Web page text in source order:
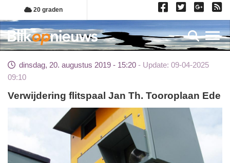
Overslaan
en
naar
de
gaan
20 graden
dinsdag, 20. augustus 2019 - 15:20
Update: 09-04-2025
09:10
Verwijdering flitspaal Jan Th. Tooroplaan Ede